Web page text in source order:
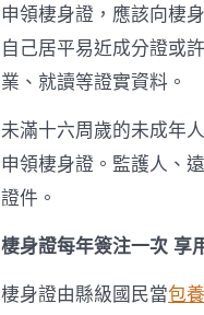
申領棲身證，應該向棲
自己居平易近成分證或
業、就讀等證實資料。
未滿十六周歲的未成年
申領棲身證。監護人、
證件。
棲身證每年簽注一次 享
棲身證由縣級國民當包